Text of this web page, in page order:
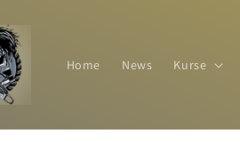
Home News Kurse